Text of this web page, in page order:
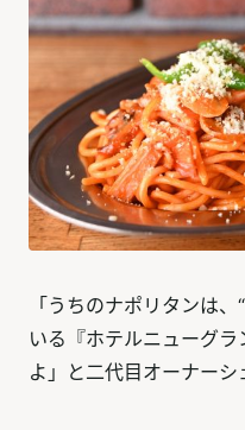
「うちのナポリタンは
いる『ホテルニューグ
よ」と二代目オーナーシ